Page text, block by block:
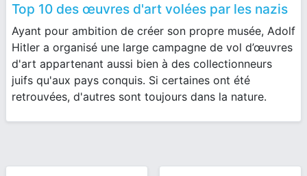
Top 10 des œuvres d'art volées par les nazis
Ayant pour ambition de créer son propre musée, Adolf
Hitler a organisé une large campagne de vol d’œuvres
d'art appartenant aussi bien à des collectionneurs
juifs qu'aux pays conquis. Si certaines ont été
retrouvées, d'autres sont toujours dans la nature.